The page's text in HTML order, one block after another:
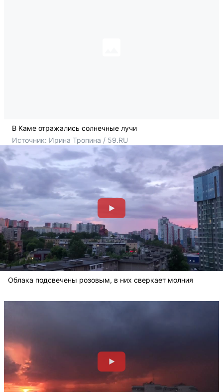
В Каме отражались солнечные лучи
Источник: Ирина Тропина / 59.RU
Облака подсвечены розовым, в них сверкает молния